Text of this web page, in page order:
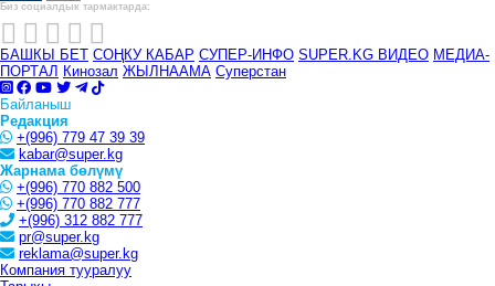
Биз социалдык тармактарда:
БАШКЫ БЕТ СОҢКУ КАБАР СУПЕР-ИНФО SUPER.KG ВИДЕО МЕДИА-
ПОРТАЛ Кинозал ЖЫЛНААМА Суперстан
Байланыш
Редакция
+(996) 779 47 39 39
kabar@super.kg
Жарнама бөлүмү
+(996) 770 882 500
+(996) 770 882 777
+(996) 312 882 777
pr@super.kg
reklama@super.kg
Компания тууралуу